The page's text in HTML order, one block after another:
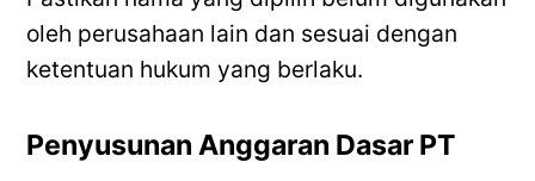
oleh perusahaan lain dan sesuai dengan
ketentuan hukum yang berlaku.
Penyusunan Anggaran Dasar PT